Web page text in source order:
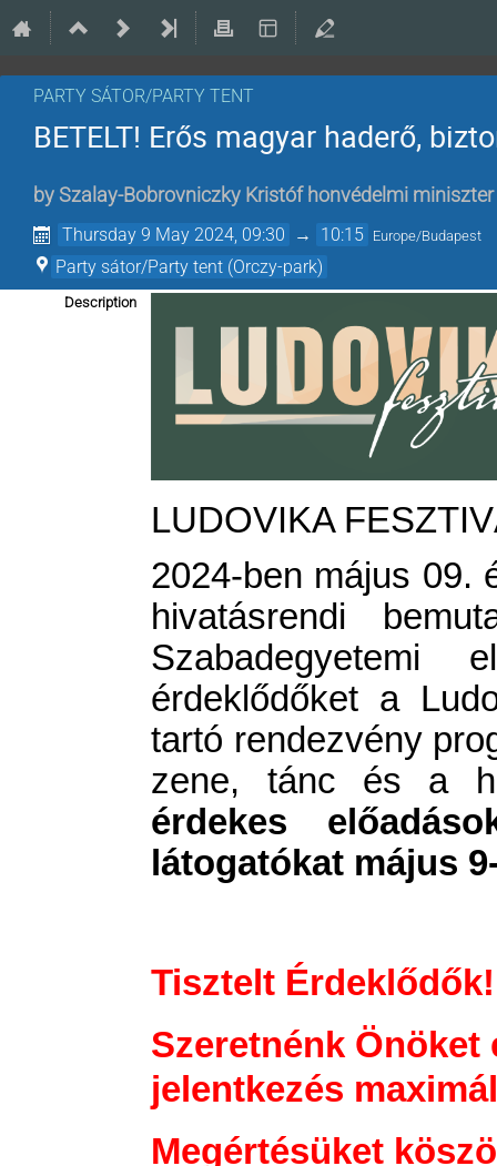
PARTY SÁTOR/PARTY TENT
BETELT! Erős magyar haderő,
by Szalay-Bobrovniczky Kristóf honvédelmi miniszter
Thursday 9 May 2024, 09:30 → 10:15 Europe/Budapest
Party sátor/Party tent (Orczy-park)
Description
LUDOVIKA
2024-ben május 09.
hivatásrendi
érdeklődőket a
tartó rendezvény
zene, tánc és a
érdekes
látogatókat május
Tisztelt Érdeklődők!
Szeretnénk
jelentkezés
Megértésüket